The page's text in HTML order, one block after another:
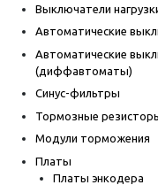
Выключатели
Автоматические
Автоматические
(диффавтоматы)
Синус-фильтры
Тормозные
Модули торможения
Платы
Платы энкодера